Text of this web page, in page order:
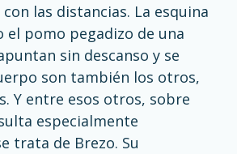
las distancias. La esquina
el pomo pegadizo de una
sin descanso y se
son también los otros,
Y entre esos otros, sobre
especialmente
trata de Brezo. Su